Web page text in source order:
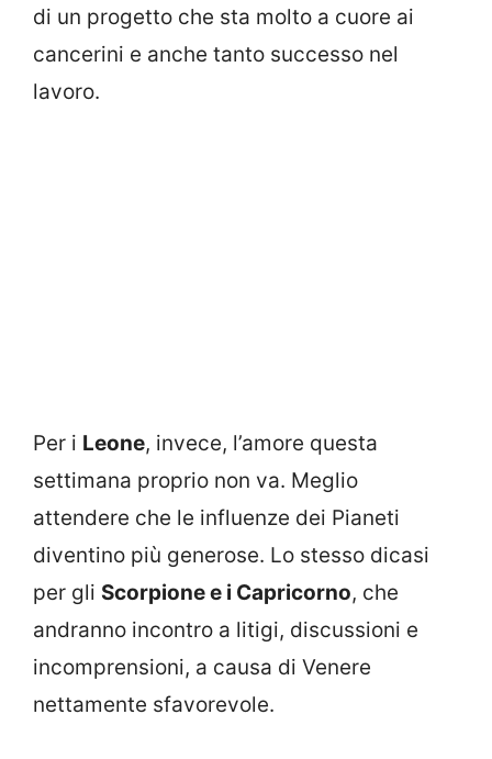
di un progetto che sta molto a cuore ai
cancerini e anche tanto successo nel
lavoro.
Per i Leone, invece, l’amore questa
settimana proprio non va. Meglio
attendere che le influenze dei Pianeti
diventino più generose. Lo stesso dicasi
per gli Scorpione e i Capricorno, che
andranno incontro a litigi, discussioni e
incomprensioni, a causa di Venere
nettamente sfavorevole.